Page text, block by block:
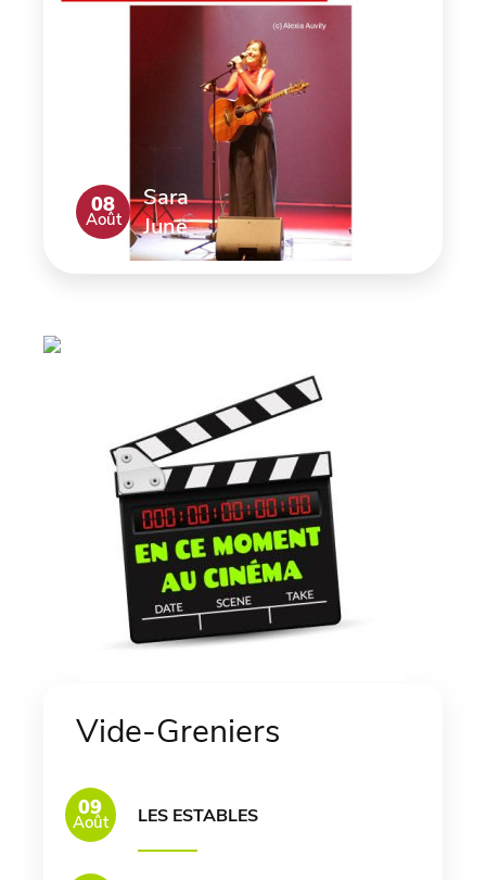
08
Août
Sara
June
Vide-Greniers
09
Août LES ESTABLES